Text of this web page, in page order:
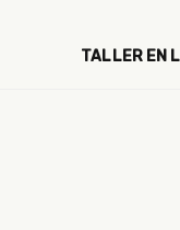
TALLER EN